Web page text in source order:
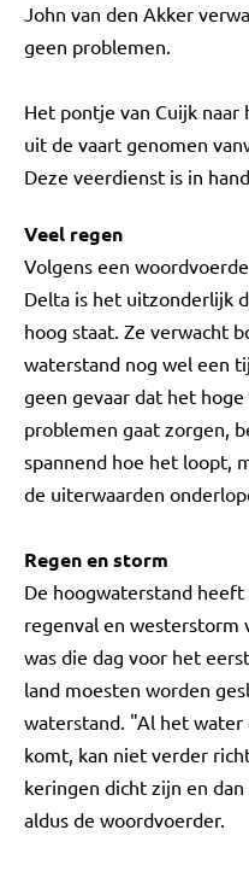
John van den Akker
geen problemen.
Het pontje van Cuijk
uit de vaart genomen
Deze veerdienst is in
Veel regen
Volgens een
Delta is het uitzonderlijk
hoog staat. Ze verwacht
waterstand nog wel een
geen gevaar dat het
problemen gaat zorgen,
spannend hoe het loopt,
de uiterwaarden
Regen en storm
De hoogwaterstand
regenval en westerstorm
was die dag voor het
land moesten worden
waterstand. "Al het
komt, kan niet verder
keringen dicht zijn en
aldus de woordvoerder.